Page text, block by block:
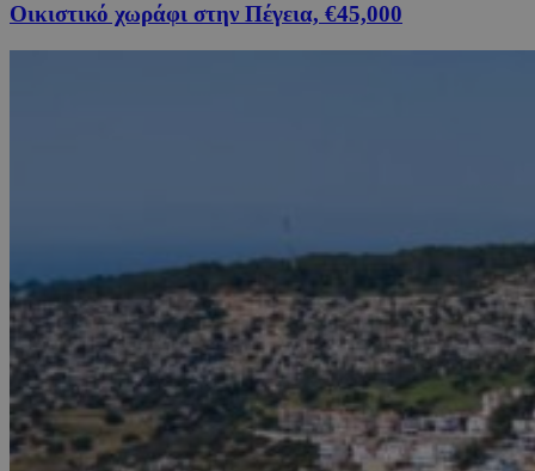
Οικιστικό χωράφι στην Πέγεια, €45,000